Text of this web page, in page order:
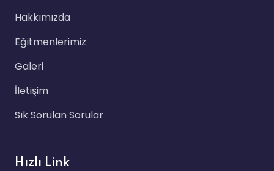
Hakkımızda
Eğitmenlerimiz
Galeri
İletişim
Sık Sorulan Sorular
Hızlı Link